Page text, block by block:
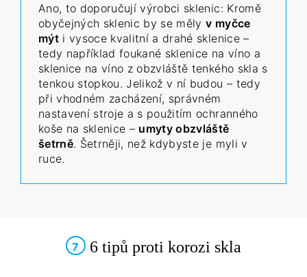
Ano, to doporučují výrobci sklenic: Kromě
obyčejných sklenic by se mělyv myčce
mýti vysoce kvalitní a drahé sklenice –
tedy například foukané sklenice na víno a
sklenice na víno z obzvláště tenkého skla s
tenkou stopkou. Jelikož v ní budou – tedy
při vhodném zacházení, správném
nastavení stroje a s použitím ochranného
koše na sklenice – umyty obzvláště
šetrně. Šetrněji, než kdybyste je myli v
ruce.
7 6 tipů proti korozi skla